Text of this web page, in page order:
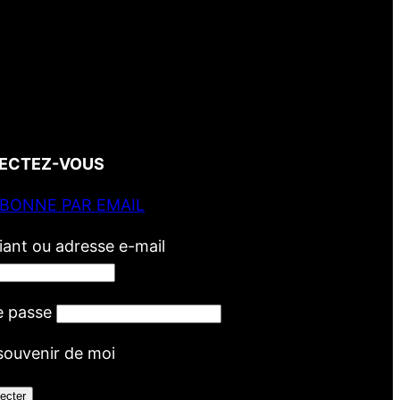
VOUS
PAR EMAIL
ou adresse e-mail
passe
de moi